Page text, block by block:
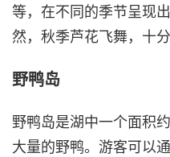
等，在不同的季节呈现
然，秋季芦花飞舞，十分
野鸭岛
野鸭岛是湖中一个面积
大量的野鸭。游客可以